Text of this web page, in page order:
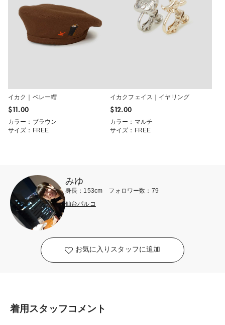
イカク｜ベレー帽
$‌11.00
カラー：ブラウン
サイズ：FREE
イカクフェイス｜イヤリング
$‌12.00
カラー：マルチ
サイズ：FREE
みゆ
身長：153cm フォロワー数：79
仙台パルコ
お気に入りスタッフに追加
着用スタッフコメント